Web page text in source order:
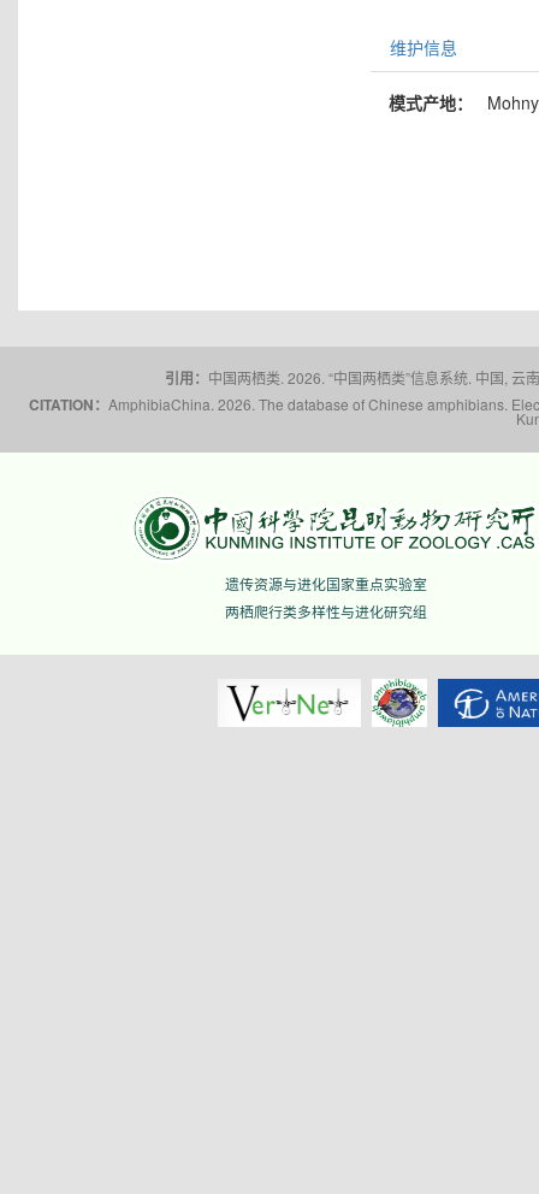
维护信息
模式产地：
引用： 中国两栖类. 2026. “中国两栖类”信息系统. 中国,
CITATION： AmphibiaChina. 2026. The database of Chinese amphibians.
遗传资源与进化国家重点实验室
两栖爬行类多样性与进化研究组